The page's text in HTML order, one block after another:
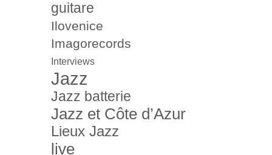
guitare
Ilovenice
Imagorecords
Interviews
Jazz
Jazz batterie
Jazz et Côte d’Azur
Lieux Jazz
live